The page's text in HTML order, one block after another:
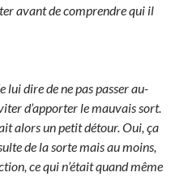
avant de comprendre qui il
lui dire de ne pas passer au-
d’apporter le mauvais sort.
alors un petit détour. Oui, ça
de la sorte mais au moins,
ce qui n’était quand même